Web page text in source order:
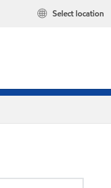
Select location